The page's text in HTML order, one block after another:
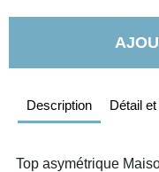
Description Détail
Top asymétrique